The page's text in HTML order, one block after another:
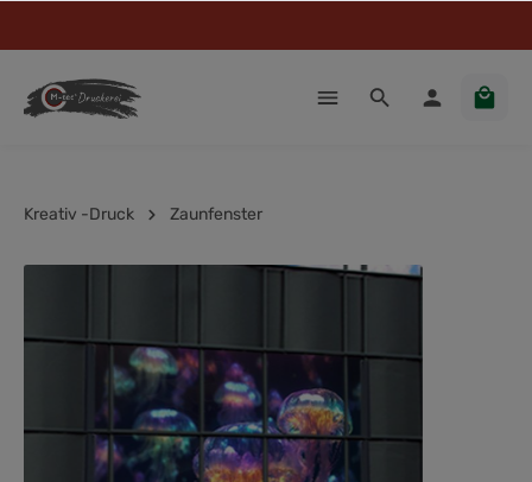
Kreativ -Druck Zaunfenster